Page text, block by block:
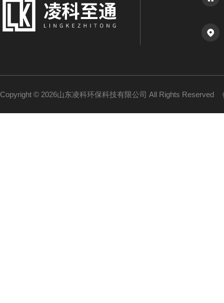
Copyright © 2026山东凌科环保科技有限公司 All Rights Reserved